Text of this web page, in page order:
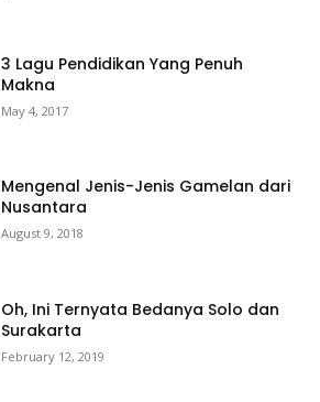
3 Lagu Pendidikan Yang Penuh
Makna
May 4, 2017
Mengenal Jenis-Jenis Gamelan dari
Nusantara
August 9, 2018
Oh, Ini Ternyata Bedanya Solo dan
Surakarta
February 12, 2019